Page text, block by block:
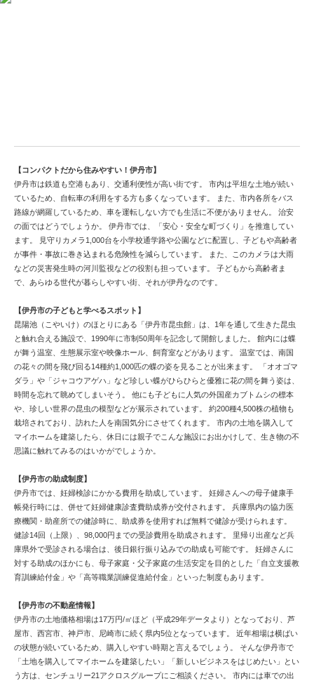
【コンパクトだから住みやすい！伊丹市】
伊丹市は鉄道も空港もあり、交通利便性が高い街です。 市内は平坦な土地が続い
ているため、自転車の利用をする方も多くなっています。 また、市内各所をバス
路線が網羅しているため、車を運転しない方でも生活に不便がありません。 治安
の面ではどうでしょうか。 伊丹市では、「安心・安全な町づくり」を推進してい
ます。 見守りカメラ1,000台を小学校通学路や公園などに配置し、子どもや高齢者
が事件・事故に巻き込まれる危険性を減らしています。 また、このカメラは大雨
などの災害発生時の河川監視などの役割も担っています。 子どもから高齢者ま
で、あらゆる世代が暮らしやすい街、それが伊丹なのです。
【伊丹市の子どもと学べるスポット】
昆陽池（こやいけ）のほとりにある「伊丹市昆虫館」は、1年を通して生きた昆虫
と触れ合える施設で、1990年に市制50周年を記念して開館しました。 館内には蝶
が舞う温室、生態展示室や映像ホール、飼育室などがあります。 温室では、南国
の花々の間を飛び回る14種約1,000匹の蝶の姿を見ることが出来ます。 「オオゴマ
ダラ」や「ジャコウアゲハ」など珍しい蝶がひらひらと優雅に花の間を舞う姿は、
時間を忘れて眺めてしまいそう。 他にも子どもに人気の外国産カブトムシの標本
や、珍しい世界の昆虫の模型などが展示されています。 約200種4,500株の植物も
栽培されており、訪れた人を南国気分にさせてくれます。 市内の土地を購入して
マイホームを建築したら、休日には親子でこんな施設にお出かけして、生き物の不
思議に触れてみるのはいかがでしょうか。
【伊丹市の助成制度】
伊丹市では、妊婦検診にかかる費用を助成しています。 妊婦さんへの母子健康手
帳発行時には、併せて妊婦健康診査費助成券が交付されます。 兵庫県内の協力医
療機関・助産所での健診時に、助成券を使用すれば無料で健診が受けられます。
健診14回（上限）、98,000円までの受診費用を助成されます。 里帰り出産など兵
庫県外で受診される場合は、後日銀行振り込みでの助成も可能です。 妊婦さんに
対する助成のほかにも、母子家庭・父子家庭の生活安定を目的とした「自立支援教
育訓練給付金」や「高等職業訓練促進給付金」といった制度もあります。
【伊丹市の不動産情報】
伊丹市の土地価格相場は17万円/㎡ほど（平成29年データより）となっており、芦
屋市、西宮市、神戸市、尼崎市に続く県内5位となっています。 近年相場は横ばい
の状態が続いているため、購入しやすい時期と言えるでしょう。 そんな伊丹市で
「土地を購入してマイホームを建築したい」「新しいビジネスをはじめたい」とい
う方は、センチュリー21アクロスグループにご相談ください。 市内には車での出